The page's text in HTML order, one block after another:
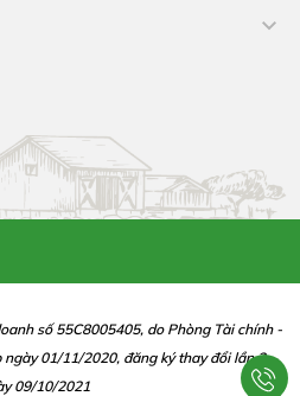
số 55C8005405, do Phòng Tài chính -
ngày 01/11/2020, đăng ký thay đổi lần 2
09/10/2021